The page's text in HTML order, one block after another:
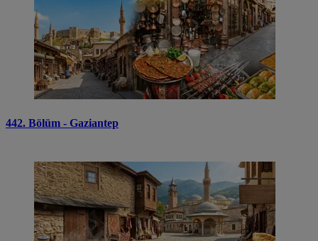
442. Bölüm - Gaziantep